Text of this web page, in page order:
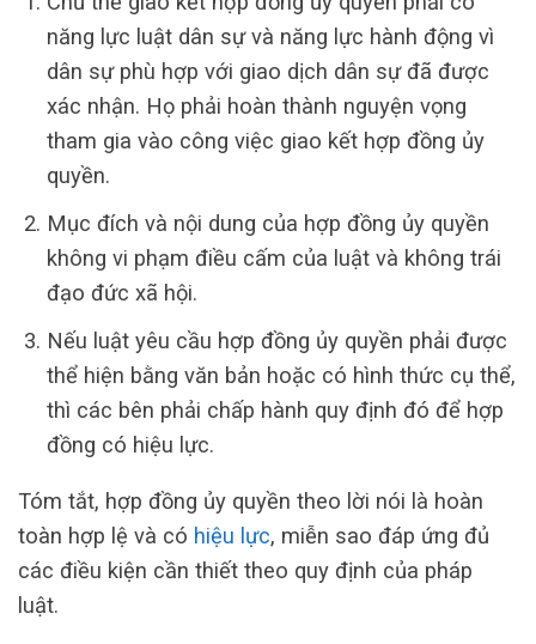
năng lực luật dân sự và năng lực hành động vì
dân sự phù hợp với giao dịch dân sự đã được
xác nhận. Họ phải hoàn thành nguyện vọng
tham gia vào công việc giao kết hợp đồng ủy
quyền.
Mục đích và nội dung của hợp đồng ủy quyền
không vi phạm điều cấm của luật và không trái
đạo đức xã hội.
Nếu luật yêu cầu hợp đồng ủy quyền phải được
thể hiện bằng văn bản hoặc có hình thức cụ thể,
thì các bên phải chấp hành quy định đó để hợp
đồng có hiệu lực.
Tóm tắt, hợp đồng ủy quyền theo lời nói là hoàn
toàn hợp lệ và có hiệu lực, miễn sao đáp ứng đủ
các điều kiện cần thiết theo quy định của pháp
luật.